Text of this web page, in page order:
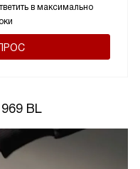
в максимально
BL